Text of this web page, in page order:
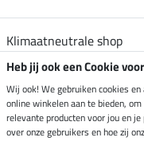
Klimaatneutrale shop
Verzending per
Heb jij ook een Cookie
Wij ook! We gebruiken cookies
online winkelen aan te bieden,
relevante producten voor jou en
over onze gebruikers en hoe zij